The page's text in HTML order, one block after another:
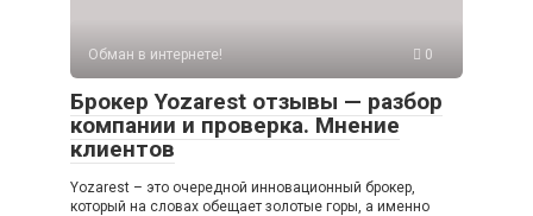
Обман в интернете! 0
Брокер Yozarest отзывы — разбор
компании и проверка. Мнение
клиентов
Yozarest – это очередной инновационный брокер,
который на словах обещает золотые горы, а именно